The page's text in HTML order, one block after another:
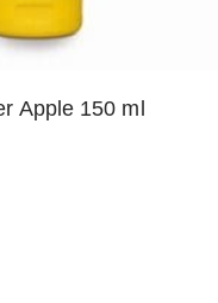
Apple 150 ml